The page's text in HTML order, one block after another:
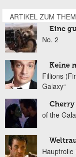
ARTIKEL ZUM
Eine
No. 2
Keine
Fillions
Galaxy“
Cherry
of the
Hauptrolle